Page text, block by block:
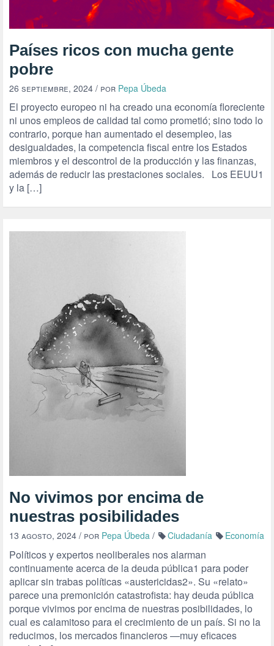
Países ricos con mucha gente
pobre
26 septiembre, 2024 / por Pepa Úbeda
El proyecto europeo ni ha creado una economía floreciente
ni unos empleos de calidad tal como prometió; sino todo lo
contrario, porque han aumentado el desempleo, las
desigualdades, la competencia fiscal entre los Estados
miembros y el descontrol de la producción y las finanzas,
además de reducir las prestaciones sociales. Los EEUU1
y la […]
No vivimos por encima de
nuestras posibilidades
13 agosto, 2024 / por Pepa Úbeda / Ciudadanía Economía
Políticos y expertos neoliberales nos alarman
continuamente acerca de la deuda pública1 para poder
aplicar sin trabas políticas «austericidas2». Su «relato»
parece una premonición catastrofista: hay deuda pública
porque vivimos por encima de nuestras posibilidades, lo
cual es calamitoso para el crecimiento de un país. Si no la
reducimos, los mercados financieros —muy eficaces